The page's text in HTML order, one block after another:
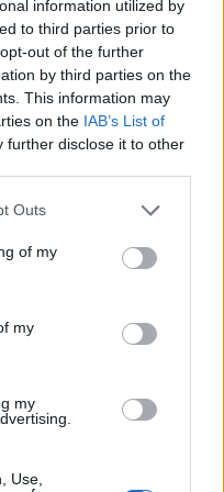
information utilized by
to third parties prior to
out of the further
by third parties on the
This information may
on the IAB’s List of
further disclose it to other
Outs
of my
my
my
Use,
Δημοφιλή
στο λιμάνι, πίσω
ναρκωτικά στην